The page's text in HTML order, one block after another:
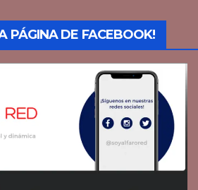
PÁGINA DE FACEBOOK!